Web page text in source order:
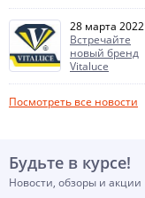
28 марта 2022
Встречайте
новый бренд
Vitaluce
Посмотреть все новости
Будьте в курсе!
Новости, обзоры и акции